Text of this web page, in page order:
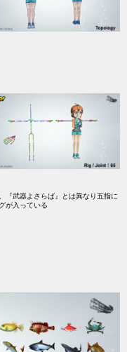
『武器よさらば』とは異なり五指に
が入っている